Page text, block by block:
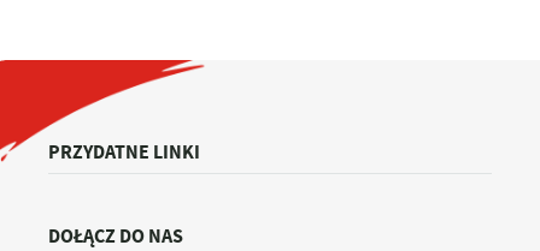
PRZYDATNE LINKI
DOŁĄCZ DO NAS